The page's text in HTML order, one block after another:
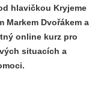
hlavičkou Kryjeme
Markem Dvořákem a
online kurz pro
situacích a